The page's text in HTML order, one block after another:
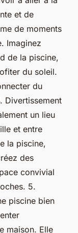
et de
de moments
Imaginez
de la piscine,
du soleil.
du
Divertissement
un lieu
et entre
la piscine,
des
convivial
5.
piscine bien
maison. Elle